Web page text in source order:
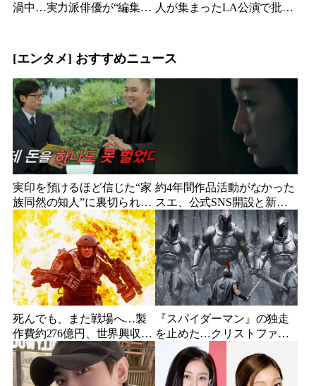
渦中…実力派俳優が“編集な 人が集まったLA公演で批判
[エンタメ] おすすめニュース
実印を預けるほど信じた“家
族同然の知人”に裏切られ
た…収益9対1、10年間の奴
隷契約で人生が一変
約4年間作品活動がなかった
スエ、公式SNS開設と新ビ
ジュアル公開で復帰説が急
浮上
死んでも、また戦場へ…製
作費約276億円、世界興収
584億円のSF大作『オール・
ユー・ニード・イズ・キ
ル』がついに配信
『スパイダーマン』の独走
を止めた…クリストファ
ー・ノーラン史上最大、390
億円の超大作がついに韓国
上陸